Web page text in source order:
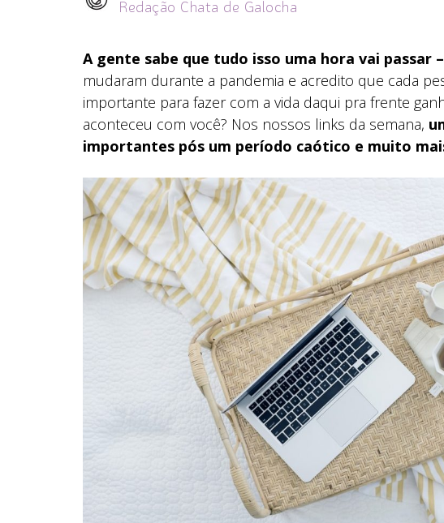
Redação Chata de Galocha
A gente sabe que tudo isso uma hora vai passar
mudaram durante a pandemia e acredito que cada
importante para fazer com a vida daqui pra frente
aconteceu com você? Nos nossos links da semana,
importantes pós um período caótico e muito